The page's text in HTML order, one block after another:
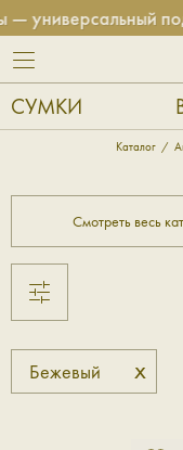
универсальный
СУМКИ
Каталог
Смотреть весь
Бежевый x